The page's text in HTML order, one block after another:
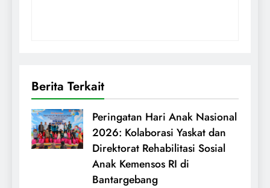
Berita Terkait
Peringatan Hari Anak Nasional
2026: Kolaborasi Yaskat dan
Direktorat Rehabilitasi Sosial
Anak Kemensos RI di
Bantargebang